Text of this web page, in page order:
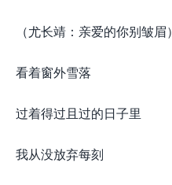
（尤长靖：亲爱的你别皱眉）
看着窗外雪落
过着得过且过的日子里
我从没放弃每刻